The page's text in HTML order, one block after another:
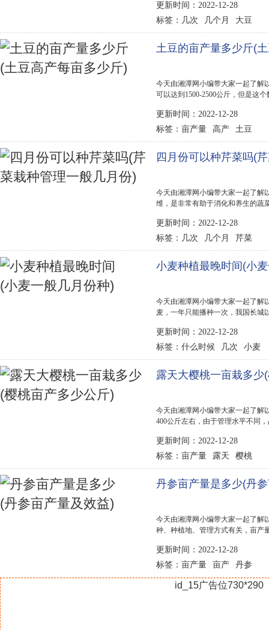
季回温比较晚一般是在五月份种植
更新时间：2022-12-28
标签： 几次 几个月 大豆
土豆的亩产量多少斤(
今天由湘潭网小编带大家一起了解
可以达到1500-2500公斤，但是这
有所下降的。 土豆种植前景...
更新时间：2022-12-28
标签： 亩产量 高产 土豆
四月份可以种芹菜吗(
今天由湘潭网小编带大家一起了解
维，是非常有助于消化和养生的蔬
芹菜则在6-7月上旬种植，在南方
更新时间：2022-12-28
标签： 几次 几个月 芹菜
小麦种植最晚时间(小
今天由湘潭网小编带大家一起了解
麦，一年只能播种一次，我国长城
北地区一般在春季3～4月播种。
更新时间：2022-12-28
标签： 什么时候 几次 小麦
露天大樱桃一亩栽多少
今天由湘潭网小编带大家一起了解
400公斤左右，由于管理水平不同
的价格普遍很高。 露天樱桃种植前
更新时间：2022-12-28
标签： 亩产量 露天 樱桃
丹参亩产量是多少(丹
今天由湘潭网小编带大家一起了解
种、种植地、管理方式有关，亩产
左右，肥料用量约...
更新时间：2022-12-28
标签： 亩产量 亩产 丹参
id_15广告位730*290